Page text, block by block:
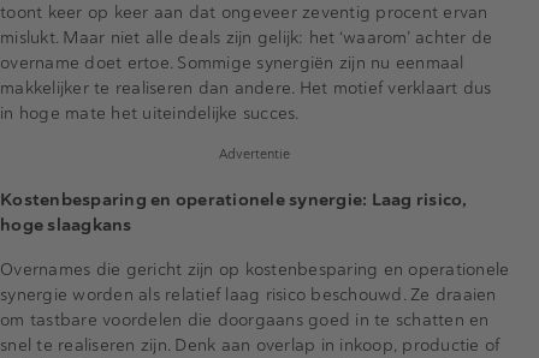
toont keer op keer aan dat ongeveer zeventig procent ervan
mislukt. Maar niet alle deals zijn gelijk: het ‘waarom’ achter de
overname doet ertoe. Sommige synergiën zijn nu eenmaal
makkelijker te realiseren dan andere. Het motief verklaart dus
in hoge mate het uiteindelijke succes.
Advertentie
Kostenbesparing en operationele synergie: Laag risico,
hoge slaagkans
Overnames die gericht zijn op kostenbesparing en operationele
synergie worden als relatief laag risico beschouwd. Ze draaien
om tastbare voordelen die doorgaans goed in te schatten en
snel te realiseren zijn. Denk aan overlap in inkoop, productie of